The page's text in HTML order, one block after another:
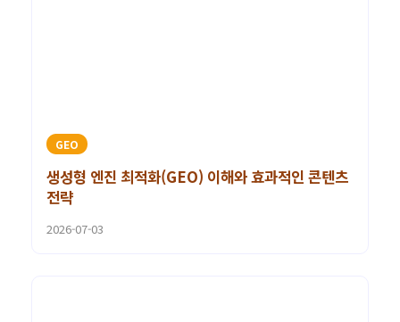
GEO
생성형 엔진 최적화(GEO) 이해와 효과적인 콘텐츠
전략
2026-07-03